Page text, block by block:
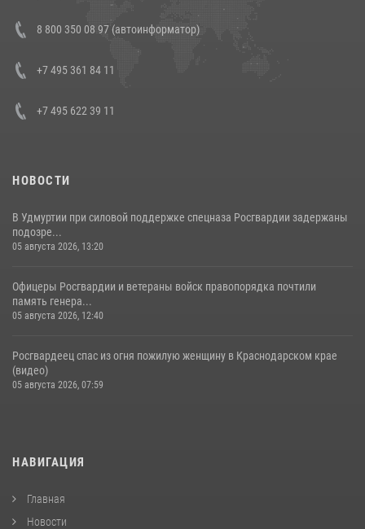
В Росгвардии прошла военно-научная конференция по обобщению
боевого опыта
8 800 350 08 97 (автоинформатор)
+7 495 361 84 11
+7 495 622 39 11
НОВОСТИ
В Удмуртии при силовой поддержке спецназа Росгвардии задержаны
подозре...
05 августа 2026, 13:20
Офицеры Росгвардии и ветераны войск правопорядка почтили
память генера...
05 августа 2026, 12:40
Росгвардеец спас из огня пожилую женщину в Краснодарском крае
(видео)
05 августа 2026, 07:59
НАВИГАЦИЯ
Главная
Новости